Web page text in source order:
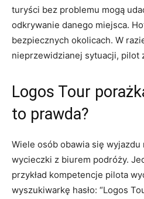
turyści bez problemu mogą
odkrywanie danego miejsca.
bezpiecznych okolicach. W
nieprzewidzianej sytuacji, pilot
Logos Tour
to prawda?
Wiele osób obawia się wyjazdu
wycieczki z biurem podróży.
przykład kompetencje pilota
wyszukiwarkę hasło: “Logos